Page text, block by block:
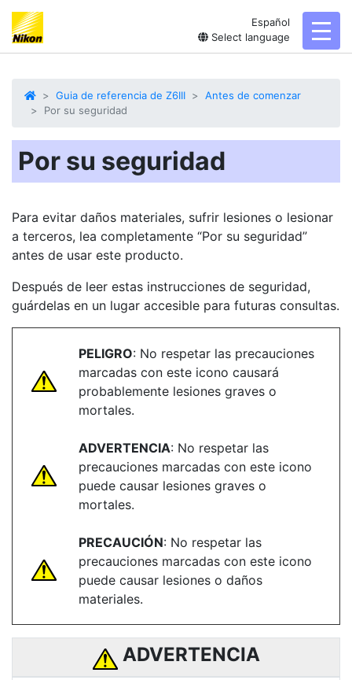
Español
Select language
Guia de referencia de Z6III
Antes de comenzar
Por su seguridad
Por su seguridad
Para evitar daños materiales, sufrir lesiones o lesionar
a terceros, lea completamente “Por su seguridad”
antes de usar este producto.
Después de leer estas instrucciones de seguridad,
guárdelas en un lugar accesible para futuras consultas.
PELIGRO: No respetar las precauciones
marcadas con este icono causará
probablemente lesiones graves o
mortales.
ADVERTENCIA: No respetar las
precauciones marcadas con este icono
puede causar lesiones graves o
mortales.
PRECAUCIÓN: No respetar las
precauciones marcadas con este icono
puede causar lesiones o daños
materiales.
ADVERTENCIA